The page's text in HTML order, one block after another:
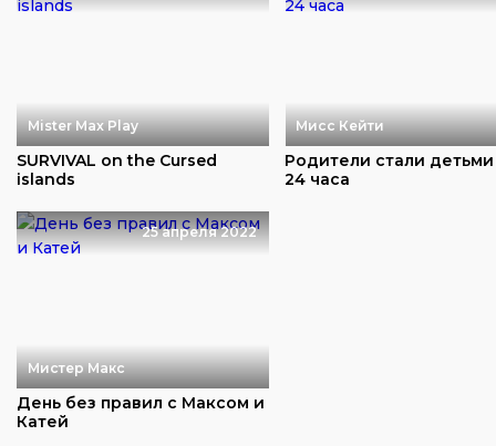
Mister Max Play
SURVIVAL on the Cursed
islands
Мисс Кейти
Родители стали
24 часа
25 апреля 2022
Мистер Макс
День без правил с Максом и
Катей